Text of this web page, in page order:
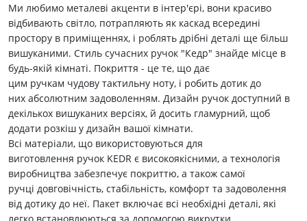
Ми любимо металеві акценти в інтер'єрі, вони красиво
відбивають світло, потрапляють як каскад всередині
простору в приміщеннях, і роблять дрібні деталі ще більш
вишуканими. Стиль сучасних ручок "Кедр" знайде місце в
будь-якій кімнаті. Покриття - це те, що дає
цим ручкам чудову тактильну ноту, і робить дотик до
них абсолютним задоволенням. Дизайн ручок доступний в
декількох вишуканих версіях, й досить гламурний, щоб
додати розкіш у дизайн вашої кімнати.
Всі матеріали, що використовуються для
виготовлення ручок KEDR є високоякісними, а технологія
виробництва забезпечує покриттю, а також самої
ручці довговічність, стабільність, комфорт та задоволення
від дотику до неї. Пакет включає всі необхідні деталі, які
легко встановлюються за допомогою викрутки.